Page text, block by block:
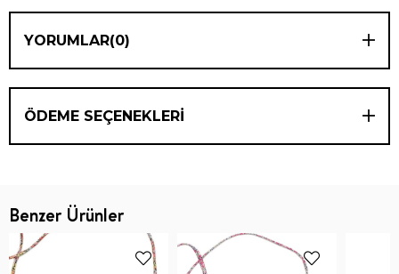
YORUMLAR(0)
ÖDEME SEÇENEKLERI
Benzer Ürünler